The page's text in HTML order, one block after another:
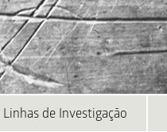
Linhas de Investigação